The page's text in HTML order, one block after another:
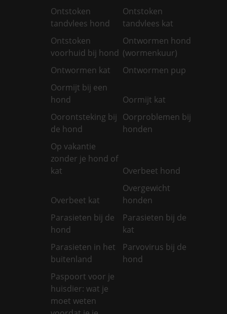
Ontstoken
tandvlees hond
Ontstoken
tandvlees kat
Ontstoken
voorhuid bij hond
Ontwormen hond
(wormenkuur)
Ontwormen kat
Ontwormen pup
Oormijt bij een
hond
Oormijt kat
Oorontsteking bij
de hond
Oorproblemen bij
honden
Op vakantie
zonder je hond of
kat
Overbeet hond
Overbeet kat
Overgewicht
honden
Parasieten bij de
hond
Parasieten bij de
kat
Parasieten in het
buitenland
Parvovirus bij de
hond
Paspoort voor je
huisdier: wat je
moet weten